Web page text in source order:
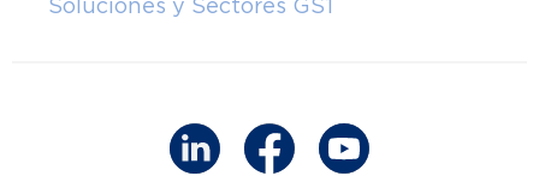
Soluciones y Sectores GS1